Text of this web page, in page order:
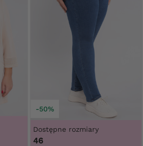
-50%
Dostępne rozmiary
46